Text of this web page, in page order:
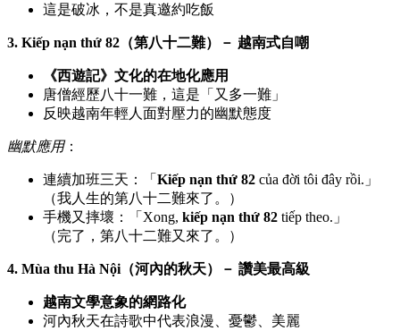
這是破冰，不是真邀約吃飯
3. Kiếp nạn thứ 82（第八十二難）－ 越南式自嘲
《西遊記》文化的在地化應用
唐僧經歷八十一難，這是「又多一難」
反映越南年輕人面對壓力的幽默態度
幽默應用：
連續加班三天：「 Kiếp nạn thứ 82 của đời tôi đây rồi.」
（我人生的第八十二難來了。）
手機又摔壞：「Xong, kiếp nạn thứ 82 tiếp theo.」
（完了，第八十二難又來了。）
4. Mùa thu Hà Nội（河內的秋天）－ 讚美最高級
越南文學意象的網路化
河內秋天在詩歌中代表浪漫、憂鬱、美麗